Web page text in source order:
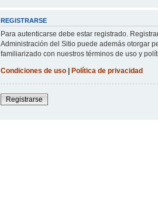
REGISTRARSE
Para autenticarse debe estar registrado.
Administración del Sitio puede además otorgar
familiarizado con nuestros términos de uso y
Condiciones de uso| Política de privacidad
Registrarse